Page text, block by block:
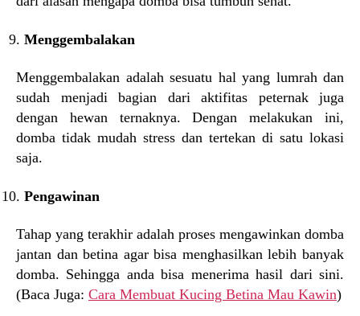
Menggembalakan
Menggembalakan adalah sesuatu hal yang lumrah dan
sudah menjadi bagian dari aktifitas peternak juga
dengan hewan ternaknya. Dengan melakukan ini,
domba tidak mudah stress dan tertekan di satu lokasi
saja.
Pengawinan
Tahap yang terakhir adalah proses mengawinkan domba
jantan dan betina agar bisa menghasilkan lebih banyak
domba. Sehingga anda bisa menerima hasil dari sini.
(Baca Juga: Cara Membuat Kucing Betina Mau Kawin)